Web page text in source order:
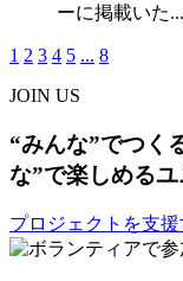
ーに掲載いた...
1 2 3 4 5 ... 8
JOIN US
“みんな”でつく
な”で楽しめるユ
プロジェクトを支援